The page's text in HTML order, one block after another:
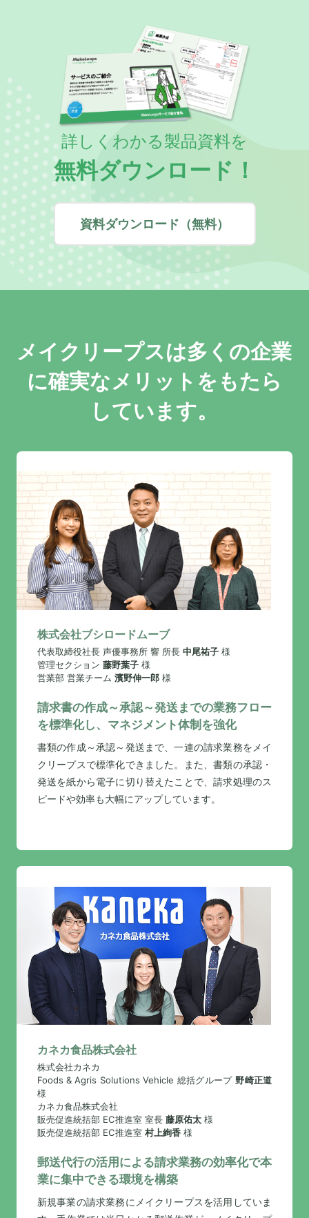
詳しくわかる製品資料を
無料ダウンロード！
資料ダウンロード（無料）
メイクリープスは多くの企業
に確実なメリットをもたら
しています。
株式会社ブシロードムーブ
代表取締役社長 声優事務所 響 所長 中尾祐子様
管理セクション 藤野葉子様
営業部 営業チーム 濱野伸一郎様
請求書の作成～承認～発送までの業務フロー
を標準化し、マネジメント体制を強化
書類の作成～承認～発送まで、一連の請求業務をメイ
クリープスで標準化できました。また、書類の承認・
発送を紙から電子に切り替えたことで、請求処理のス
ピードや効率も大幅にアップしています。
カネカ食品株式会社
株式会社カネカ
Foods & Agris Solutions Vehicle 総括グループ 野崎正道
様
カネカ食品株式会社
販売促進統括部 EC推進室 室長 藤原佑太様
販売促進統括部 EC推進室 村上絢香様
郵送代行の活用による請求業務の効率化で本
業に集中できる環境を構築
新規事業の請求業務にメイクリープスを活用していま